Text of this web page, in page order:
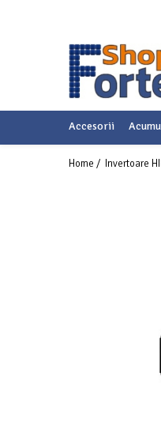
Accesorii
Home / Invertoare